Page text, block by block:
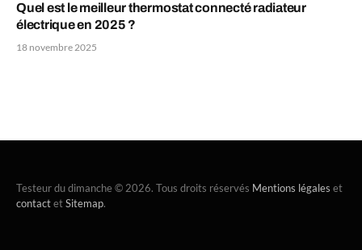
Quel est le meilleur thermostat connecté radiateur
électrique en 2025 ?
18 novembre 2025
Testeur du dimanche © 2026. Tous droits réservés Mentions légales et
contactetSitemap.